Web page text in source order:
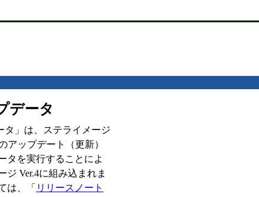
データ
タ」は、ステライメージ
アップデート（更新）
タを実行することによ
ジ Ver.4に組み込まれま
は、「 リリースノート